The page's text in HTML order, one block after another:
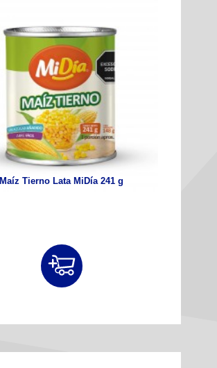
Maíz Tierno Lata MiDía 241 g